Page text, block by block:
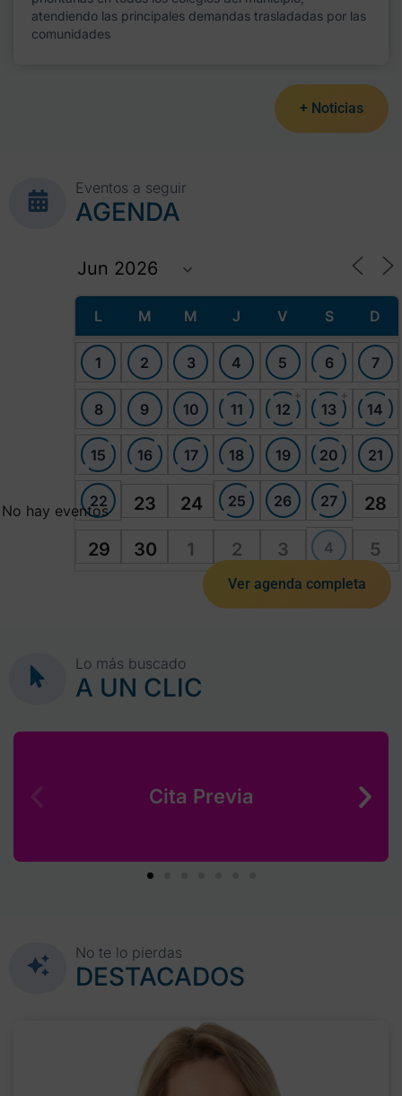
atendiendo las principales demandas trasladadas por las
comunidades
+ Noticias
Eventos a seguir
AGENDA
L M M J V S D
1 2 3 4 5 6 7
8 9 10 11 12
+
13
+
14
15 16 17 18 19 20 21
22 23 24 25 26 27 28
29 30 1 2 3 4 5
No hay eventos
Ver agenda completa
Lo más buscado
A UN CLIC
Cita Previa
No te lo pierdas
DESTACADOS